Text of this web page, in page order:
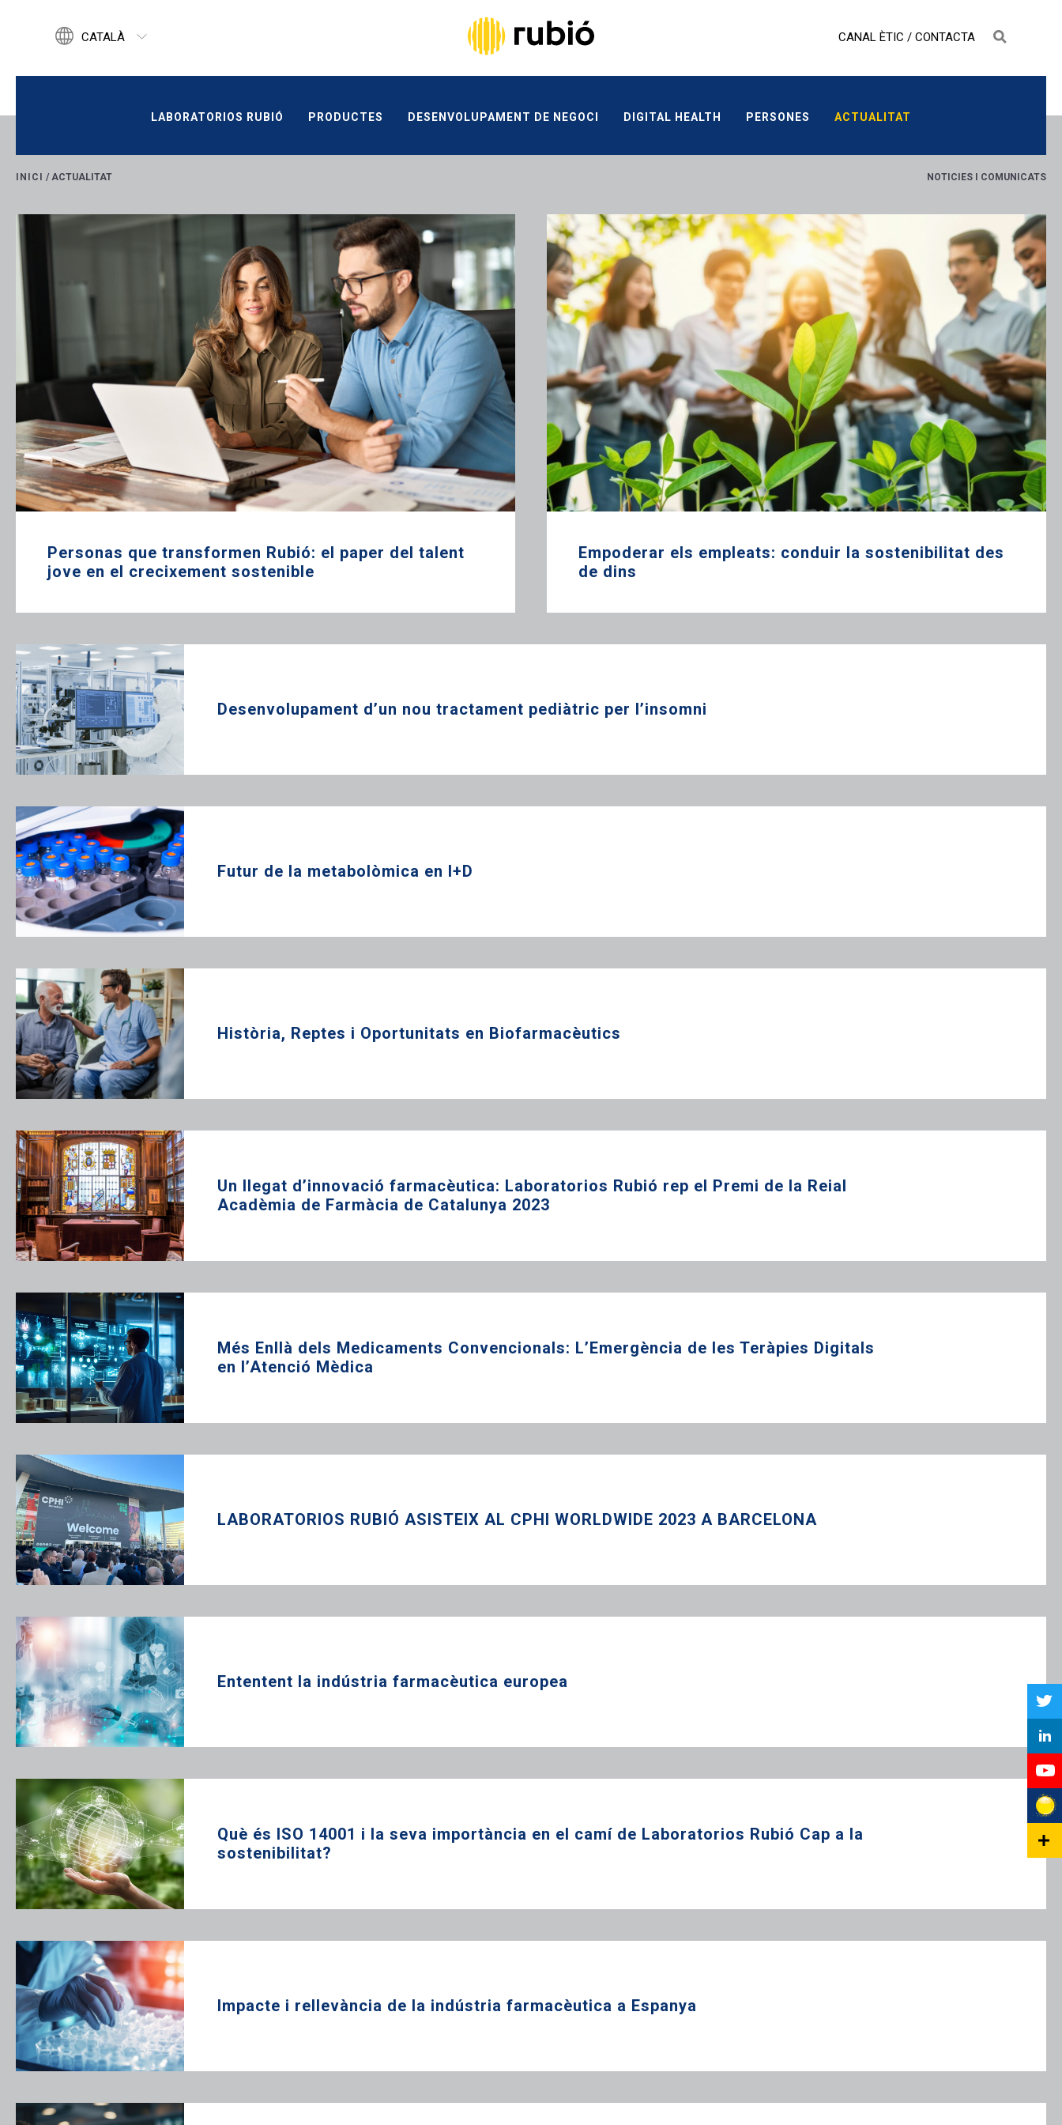
CATALÀ CANAL ÈTIC / CONTACTA
LABORATORIOS RUBIÓ PRODUCTES DESENVOLUPAMENT DE NEGOCI DIGITAL HEALTH PERSONES ACTUALITAT
INICI / ACTUALITAT NOTICIES I COMUNICATS
Personas que transformen Rubió: el paper del talent
jove en el crecixement sostenible
Empoderar els empleats: conduir la sostenibilitat des
de dins
Desenvolupament d’un nou tractament pediàtric per l’insomni
Futur de la metabolòmica en I+D
Història, Reptes i Oportunitats en Biofarmacèutics
Un llegat d’innovació farmacèutica: Laboratorios Rubió rep el Premi de la Reial
Acadèmia de Farmàcia de Catalunya 2023
Més Enllà dels Medicaments Convencionals: L’Emergència de les Teràpies Digitals
en l’Atenció Mèdica
LABORATORIOS RUBIÓ ASISTEIX AL CPHI WORLDWIDE 2023 A BARCELONA
Ententent la indústria farmacèutica europea
Què és ISO 14001 i la seva importància en el camí de Laboratorios Rubió Cap a la
sostenibilitat?
Impacte i rellevància de la indústria farmacèutica a Espanya